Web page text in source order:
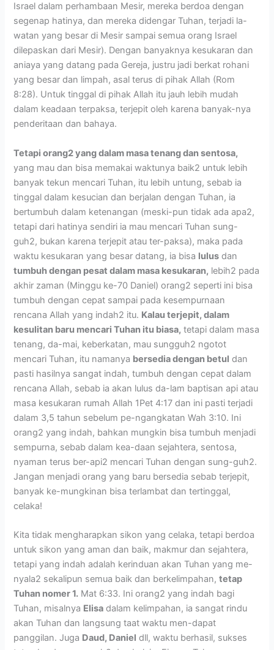
Israel dalam perhambaan Mesir, mereka berdoa dengan
segenap hatinya, dan mereka didengar Tuhan, terjadi la-
watan yang besar di Mesir sampai semua orang Israel
dilepaskan dari Mesir). Dengan banyaknya kesukaran dan
aniaya yang datang pada Gereja, justru jadi berkat rohani
yang besar dan limpah, asal terus di pihak Allah (Rom
8:28). Untuk tinggal di pihak Allah itu jauh lebih mudah
dalam keadaan terpaksa, terjepit oleh karena banyak-nya
penderitaan dan bahaya.
Tetapi orang2 yang dalam masa tenang dan sentosa,
yang mau dan bisa memakai waktunya baik2 untuk lebih
banyak tekun mencari Tuhan, itu lebih untung, sebab ia
tinggal dalam kesucian dan berjalan dengan Tuhan, ia
bertumbuh dalam ketenangan (meski-pun tidak ada apa2,
tetapi dari hatinya sendiri ia mau mencari Tuhan sung-
guh2, bukan karena terjepit atau ter-paksa), maka pada
waktu kesukaran yang besar datang, ia bisa lulus dan
tumbuh dengan pesat dalam masa kesukaran, lebih2 pada
akhir zaman (Minggu ke-70 Daniel) orang2 seperti ini bisa
tumbuh dengan cepat sampai pada kesempurnaan
rencana Allah yang indah2 itu. Kalau terjepit, dalam
kesulitan baru mencari Tuhan itu biasa, tetapi dalam masa
tenang, da-mai, keberkatan, mau sungguh2 ngotot
mencari Tuhan, itu namanya bersedia dengan betul dan
pasti hasilnya sangat indah, tumbuh dengan cepat dalam
rencana Allah, sebab ia akan lulus da-lam baptisan api atau
masa kesukaran rumah Allah 1Pet 4:17 dan ini pasti terjadi
dalam 3,5 tahun sebelum pe-ngangkatan Wah 3:10. Ini
orang2 yang indah, bahkan mungkin bisa tumbuh menjadi
sempurna, sebab dalam kea-daan sejahtera, sentosa,
nyaman terus ber-api2 mencari Tuhan dengan sung-guh2.
Jangan menjadi orang yang baru bersedia sebab terjepit,
banyak ke-mungkinan bisa terlambat dan tertinggal,
celaka!
Kita tidak mengharapkan sikon yang celaka, tetapi berdoa
untuk sikon yang aman dan baik, makmur dan sejahtera,
tetapi yang indah adalah kerinduan akan Tuhan yang me-
nyala2 sekalipun semua baik dan berkelimpahan,tetap
Tuhan nomer 1. Mat 6:33. Ini orang2 yang indah bagi
Tuhan, misalnya Elisa dalam kelimpahan, ia sangat rindu
akan Tuhan dan langsung taat waktu men-dapat
panggilan. Juga Daud, Daniel dll, waktu berhasil, sukses